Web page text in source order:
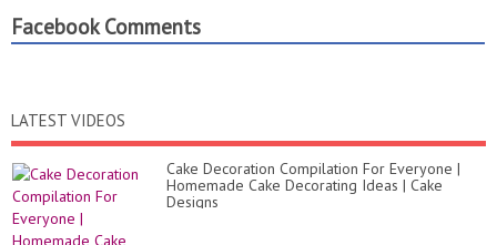
Facebook Comments
LATEST VIDEOS
Cake Decoration Compilation For Everyone |
Homemade Cake Decorating Ideas | Cake
Designs